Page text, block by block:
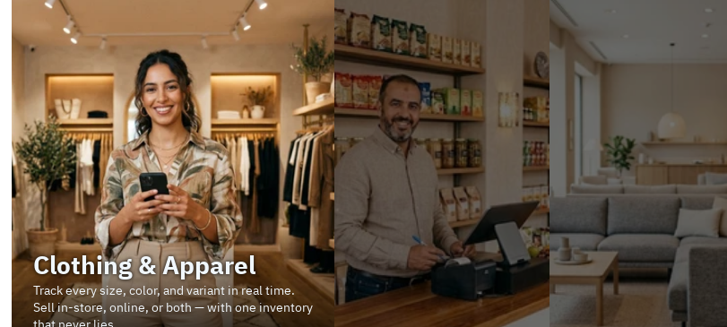
Clothing & Apparel
Track every size, color, and variant in real time.
Sell in-store, online, or both — with one inventory